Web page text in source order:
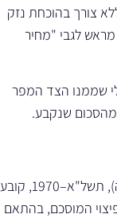
צורך בהוכחת נזק
לגבי "מחיר
שממנו הצד המפר
מהסכום שנקבע.
סעיף 15 לחוק החוזים (תרופות בשל הפרת חוזה), תשל"א–1970, קובע
המוסכם, בהתאם